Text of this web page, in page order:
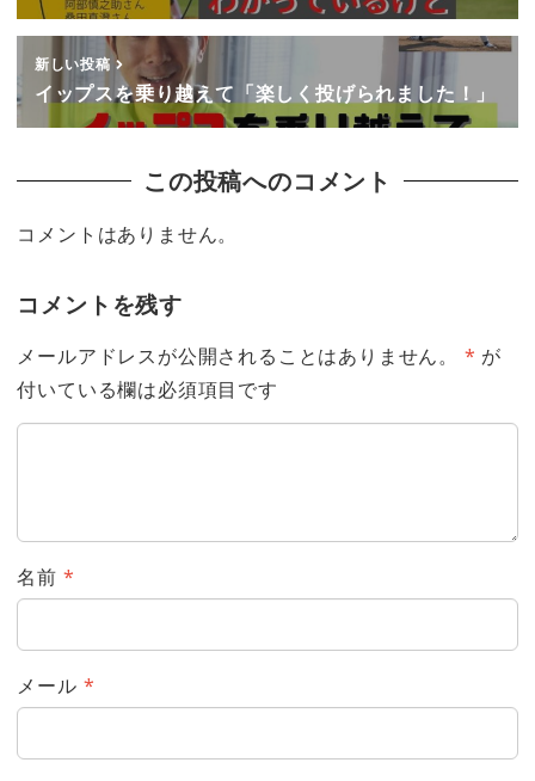
新しい投稿
イップスを乗り越えて「楽しく投げられました！」
この投稿へのコメント
コメントはありません。
コメントを残す
メールアドレスが公開されることはありません。 * が
付いている欄は必須項目です
名前 *
メール *